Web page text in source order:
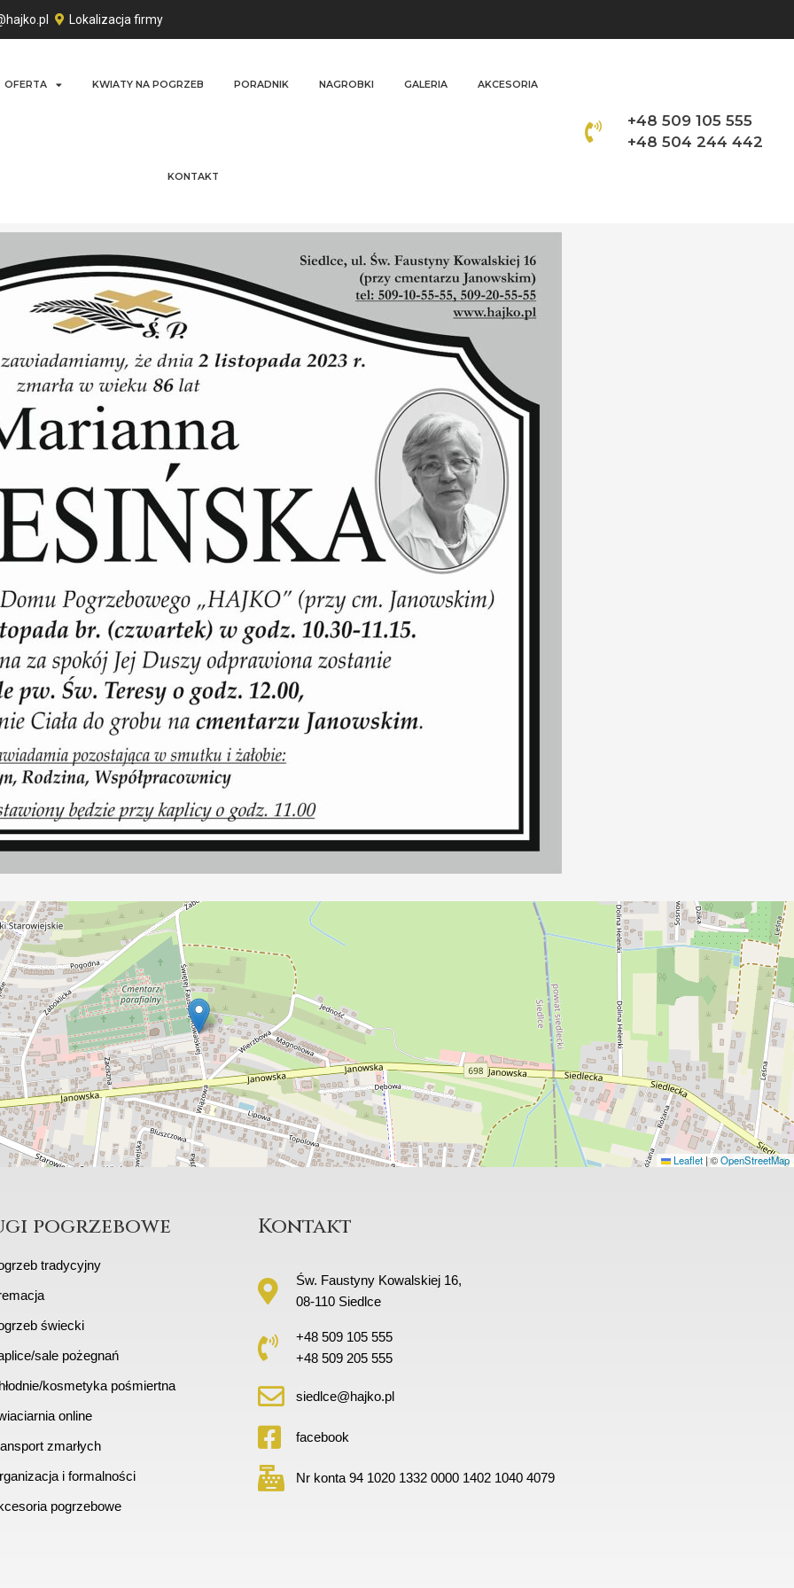
Lokalizacja firmy
OFERTA KWIATY NA POGRZEB PORADNIK NAGROBKI GALERIA AKCESORIA
KONTAKT
+48 509 105 555
+48 504 244 442
Leaflet |©OpenStreetMap
pogrzebowe
tradycyjny
świecki
sale pożegnań
kosmetyka pośmiertna
online
zmarłych
i formalności
pogrzebowe
Kontakt
Św. Faustyny Kowalskiej 16,
08-110 Siedlce
+48 509 105 555
+48 509 205 555
siedlce@hajko.pl
facebook
Nr konta 94 1020 1332 0000 1402 1040 4079